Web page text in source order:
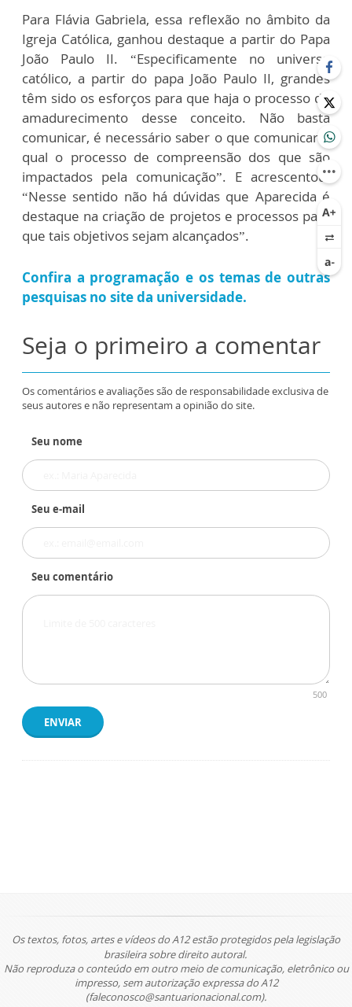
Para Flávia Gabriela, essa reflexão no âmbito da
Igreja Católica, ganhou destaque a partir do Papa
João Paulo II. “Especificamente no universo
católico, a partir do papa João Paulo II, grandes
têm sido os esforços para que haja o processo de
amadurecimento desse conceito. Não basta
comunicar, é necessário saber o que comunicar e
qual o processo de compreensão dos que são
impactados pela comunicação”. E acrescentou.
“Nesse sentido não há dúvidas que Aparecida é
destaque na criação de projetos e processos para
que tais objetivos sejam alcançados”.
Confira a programação e os temas de outras
pesquisas no site da universidade.
Seja o primeiro a comentar
Os comentários e avaliações são de responsabilidade exclusiva de
seus autores e não representam a opinião do site.
Seu nome
Seu e-mail
Seu comentário
500
ENVIAR
Os textos, fotos, artes e vídeos do A12 estão protegidos pela legislação
brasileira sobre direito autoral.
Não reproduza o conteúdo em outro meio de comunicação, eletrônico ou
impresso, sem autorização expressa do A12
(faleconosco@santuarionacional.com).